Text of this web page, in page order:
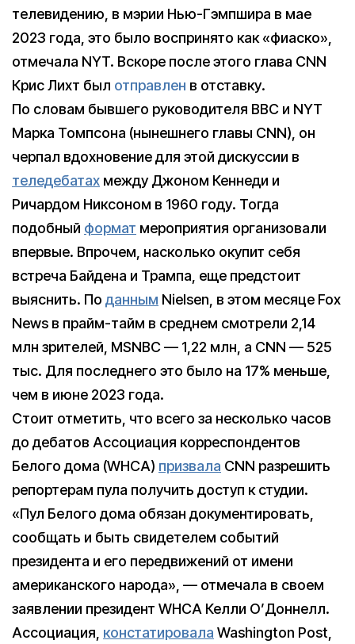
телевидению, в мэрии Нью-Гэмпшира в мае
2023 года, это было воспринято как «фиаско»,
отмечала NYT. Вскоре после этого глава CNN
Крис Лихт был отправлен в отставку.
По словам бывшего руководителя BBC и NYT
Марка Томпсона (нынешнего главы CNN), он
черпал вдохновение для этой дискуссии в
теледебатах между Джоном Кеннеди и
Ричардом Никсоном в 1960 году. Тогда
подобный формат мероприятия организовали
впервые. Впрочем, насколько окупит себя
встреча Байдена и Трампа, еще предстоит
выяснить. По данным Nielsen, в этом месяце Fox
News в прайм-тайм в среднем смотрели 2,14
млн зрителей, MSNBC — 1,22 млн, а CNN — 525
тыс. Для последнего это было на 17% меньше,
чем в июне 2023 года.
Стоит отметить, что всего за несколько часов
до дебатов Ассоциация корреспондентов
Белого дома (WHCA) призвала CNN разрешить
репортерам пула получить доступ к студии.
«Пул Белого дома обязан документировать,
сообщать и быть свидетелем событий
президента и его передвижений от имени
американского народа», — отмечала в своем
заявлении президент WHCA Келли О’Доннелл.
Ассоциация, констатировала Washington Post,